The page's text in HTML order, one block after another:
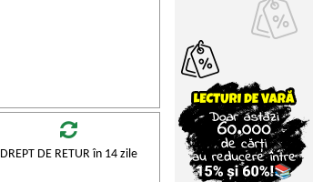
DREPT DE RETUR în 14 zile